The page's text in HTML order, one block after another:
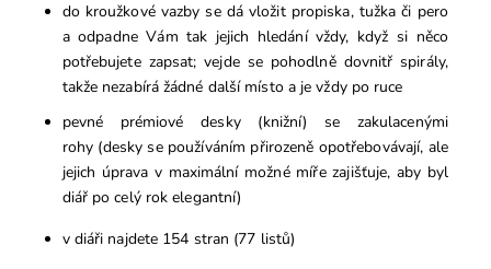
do kroužkové vazby se dá vložit propiska, tužka či pero
a odpadne Vám tak jejich hledání vždy, když si něco
potřebujete zapsat; vejde se pohodlně dovnitř spirály,
takže nezabírá žádné další místo a je vždy po ruce
pevné prémiové desky (knižní) se zakulacenými
rohy (desky se používáním přirozeně opotřebovávají, ale
jejich úprava v maximální možné míře zajišťuje, aby byl
diář po celý rok elegantní)
v diáři najdete 154 stran (77 listů)